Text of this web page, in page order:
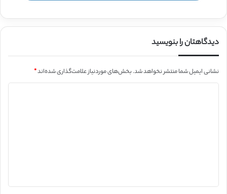
دیدگاهتان را بنویسید
نشانی ایمیل شما منتشر نخواهد شد.بخش‌های موردنیاز علامت‌گذاری شده‌اند*